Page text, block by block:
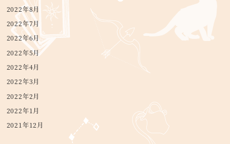
2022年8月
2022年7月
2022年6月
2022年5月
2022年4月
2022年3月
2022年2月
2022年1月
2021年12月